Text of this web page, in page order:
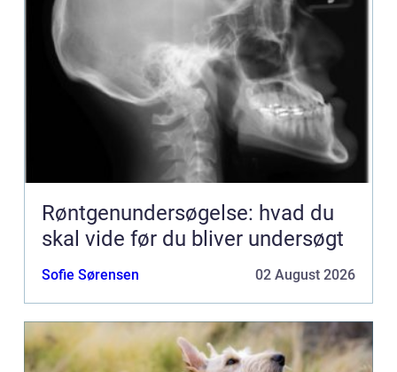
Røntgenundersøgelse: hvad du
skal vide før du bliver undersøgt
Sofie Sørensen 02 August 2026